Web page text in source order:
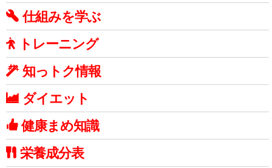
仕組みを学ぶ
トレーニング
知っトク情報
ダイエット
健康まめ知識
栄養成分表